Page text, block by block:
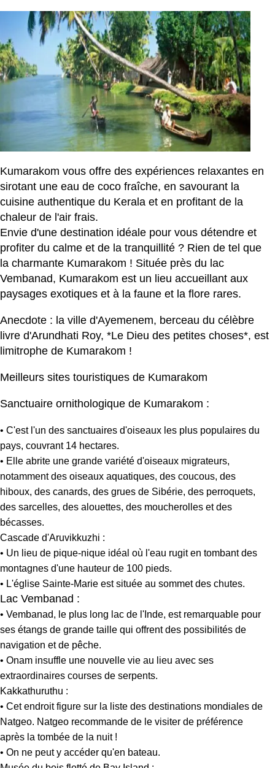
Kumarakom vous offre des expériences relaxantes en
sirotant une eau de coco fraîche, en savourant la
cuisine authentique du Kerala et en profitant de la
chaleur de l'air frais.
Envie d'une destination idéale pour vous détendre et
profiter du calme et de la tranquillité ? Rien de tel que
la charmante Kumarakom ! Située près du lac
Vembanad, Kumarakom est un lieu accueillant aux
paysages exotiques et à la faune et la flore rares.
Anecdote : la ville d'Ayemenem, berceau du célèbre
livre d'Arundhati Roy, *Le Dieu des petites choses*, est
limitrophe de Kumarakom !
Meilleurs sites touristiques de Kumarakom
Sanctuaire ornithologique de Kumarakom :
• C'est l'un des sanctuaires d'oiseaux les plus populaires du
pays, couvrant 14 hectares.
• Elle abrite une grande variété d'oiseaux migrateurs,
notamment des oiseaux aquatiques, des coucous, des
hiboux, des canards, des grues de Sibérie, des perroquets,
des sarcelles, des alouettes, des moucherolles et des
bécasses.
Cascade d'Aruvikkuzhi :
• Un lieu de pique-nique idéal où l'eau rugit en tombant des
montagnes d'une hauteur de 100 pieds.
• L'église Sainte-Marie est située au sommet des chutes.
Lac Vembanad :
• Vembanad, le plus long lac de l'Inde, est remarquable pour
ses étangs de grande taille qui offrent des possibilités de
navigation et de pêche.
• Onam insuffle une nouvelle vie au lieu avec ses
extraordinaires courses de serpents.
Kakkathuruthu :
• Cet endroit figure sur la liste des destinations mondiales de
Natgeo. Natgeo recommande de le visiter de préférence
après la tombée de la nuit !
• On ne peut y accéder qu'en bateau.